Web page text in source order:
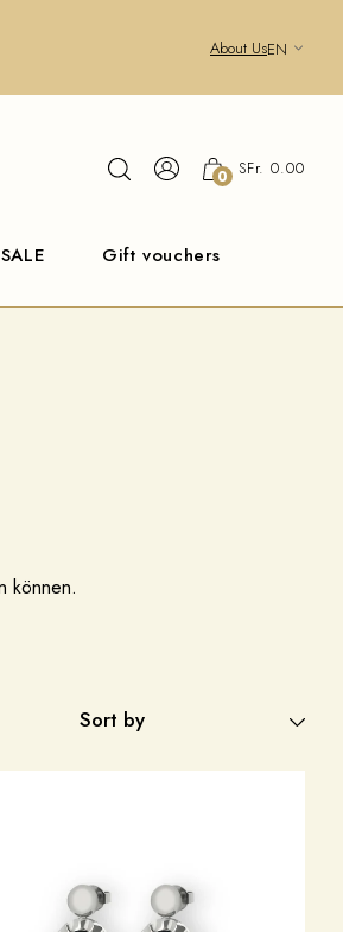
About UsEN
0 SFr. 0.00
SALE Gift vouchers
können.
Sort by